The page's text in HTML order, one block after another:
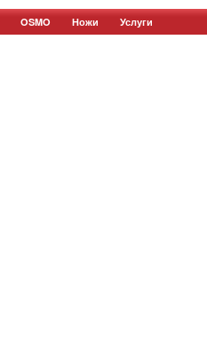
OSMO Ножи Услуги